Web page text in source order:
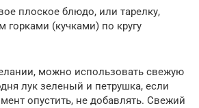
плоское блюдо, или тарелку,
горками (кучками) по кругу
можно использовать свежую
лук зеленый и петрушка, если
опустить, не добавлять. Свежий